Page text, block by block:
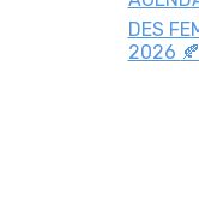
DES
2026